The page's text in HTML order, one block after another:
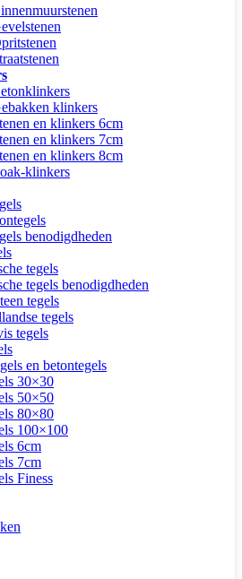
klinkers
en klinkers 6cm
en klinkers 7cm
en klinkers 8cm
klinkers
benodigdheden
tegels
tegels benodigdheden
tegels
tegels
tegels
en betontegels
30×30
50×50
80×80
100×100
6cm
7cm
Finess